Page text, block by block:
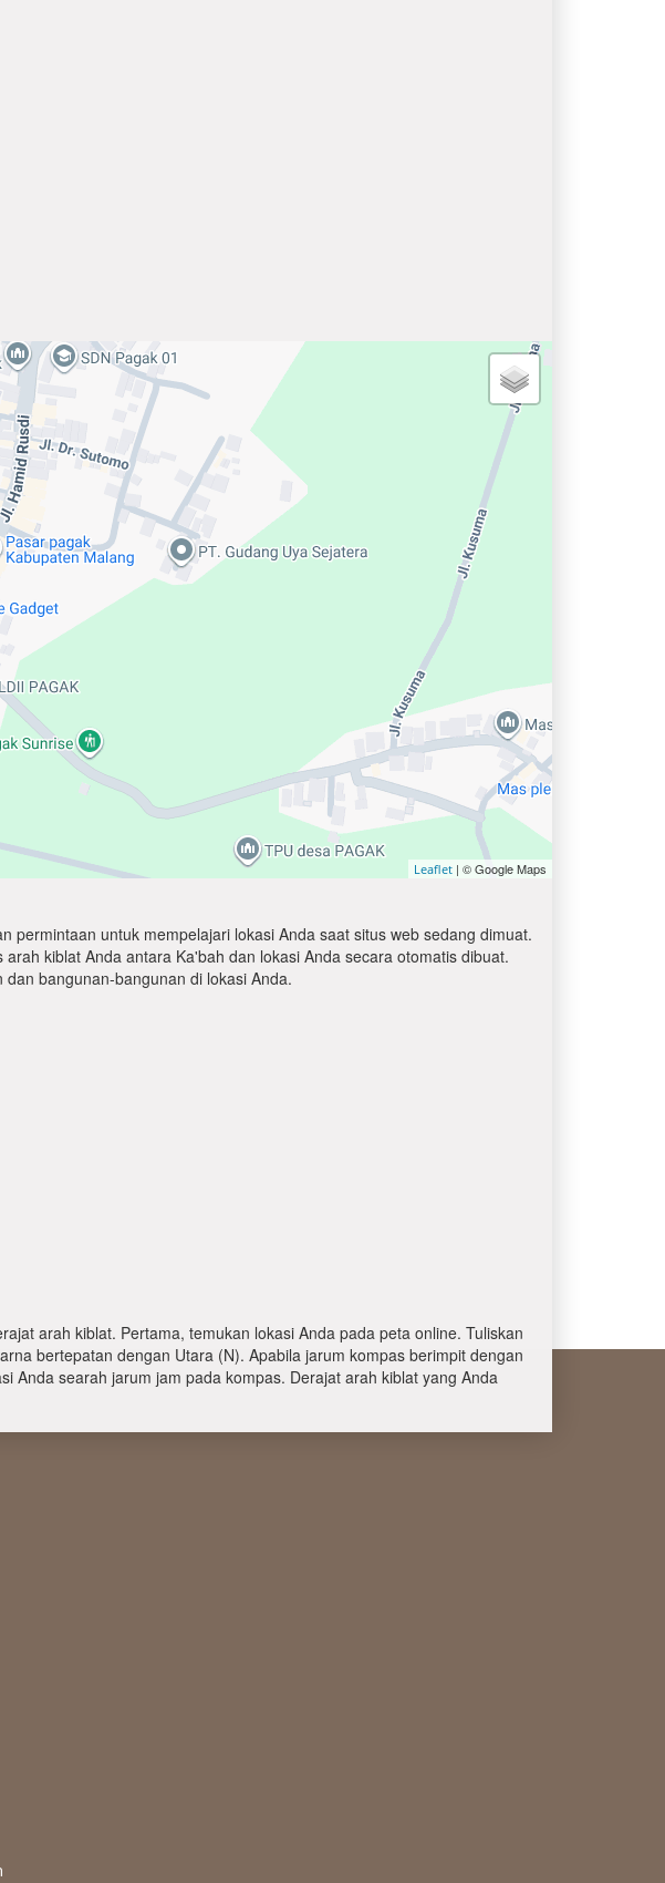
Leaflet | © Google Maps
permintaan untuk mempelajari lokasi Anda saat situs web sedang dimuat.
kiblat Anda antara Ka'bah dan lokasi Anda secara otomatis dibuat.
bangunan-bangunan di lokasi Anda.
arah kiblat. Pertama, temukan lokasi Anda pada peta online. Tuliskan
bertepatan dengan Utara (N). Apabila jarum kompas berimpit dengan
Anda searah jarum jam pada kompas. Derajat arah kiblat yang Anda